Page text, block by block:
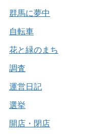
群馬に夢中
自転車
花と緑のまち
調査
運営日記
選挙
開店・閉店